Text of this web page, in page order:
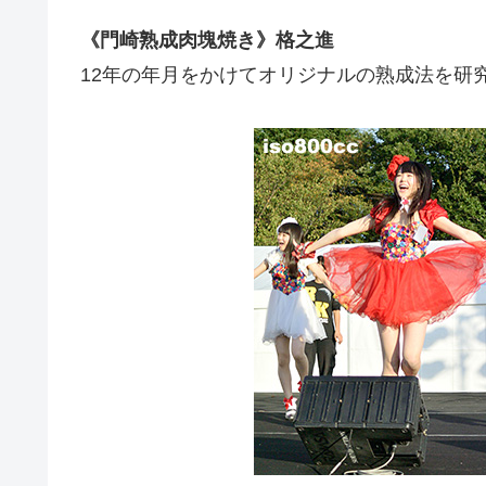
《門崎熟成肉塊焼き》格之進
12年の年月をかけてオリジナルの熟成法を研